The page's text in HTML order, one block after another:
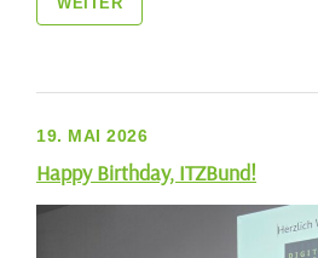
19. MAI 2026
Happy Birthday, ITZBund!